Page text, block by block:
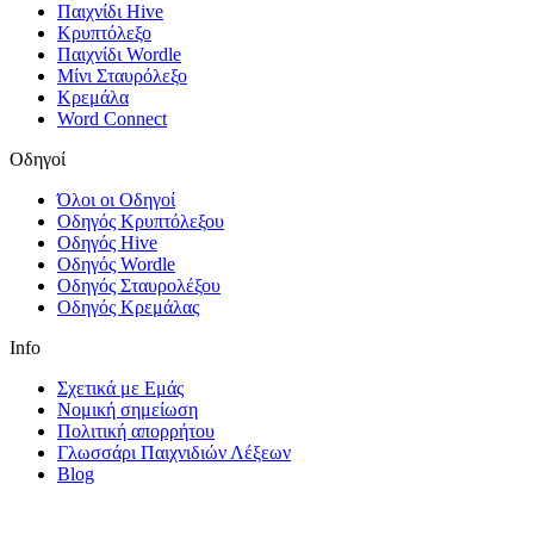
Παιχνίδι Hive
Κρυπτόλεξο
Παιχνίδι Wordle
Μίνι Σταυρόλεξο
Κρεμάλα
Word Connect
Οδηγοί
Όλοι οι Οδηγοί
Οδηγός Κρυπτόλεξου
Οδηγός Hive
Οδηγός Wordle
Οδηγός Σταυρολέξου
Οδηγός Κρεμάλας
Info
Σχετικά με Εμάς
Νομική σημείωση
Πολιτική απορρήτου
Γλωσσάρι Παιχνιδιών Λέξεων
Blog